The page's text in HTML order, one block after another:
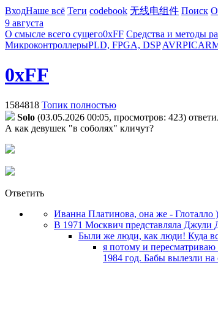
ВходНаше всё Теги codebook 无线电组件 Поиск
9 августа
О смысле всего сущего0xFF Средства и методы
МикроконтроллерыPLD, FPGA, DSP AVRPIC
0xFF
1584818 Топик полностью
Solo (03.05.2026 00:05, просмотров: 423)
А как девушек "в соболях" кличут?
Ответить
Иванна Платинова, она же - Глоталло )
В 1971 Москвич представляла Джули
Были же люди, как люди! Куда
я потому и
1984 год. Бабы вылезли на